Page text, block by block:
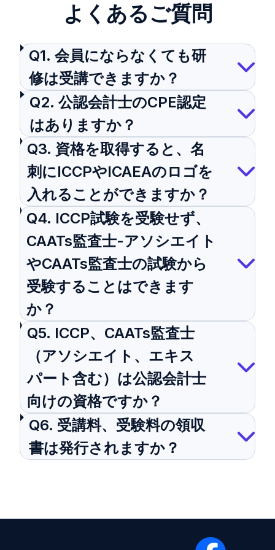
よくあるご質問
Q1. 会員にならなくても研
修は受講できますか？
Q2. 公認会計士のCPE認定
はありますか？
Q3. 資格を取得すると、名
刺にICCPやICAEAのロゴを
入れることができますか？
Q4. ICCP試験を受験せず、
CAATs監査士-アソシエイト
やCAATs監査士の試験から
受験することはできます
か？
Q5. ICCP、CAATs監査士
（アソシエイト、エキス
パート含む）は公認会計士
向けの資格ですか？
Q6. 受講料、受験料の領収
書は発行されますか？